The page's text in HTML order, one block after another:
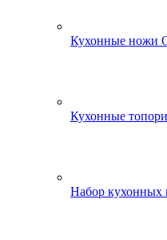
Кухонные ножи
Кухонные
Набор кухонных